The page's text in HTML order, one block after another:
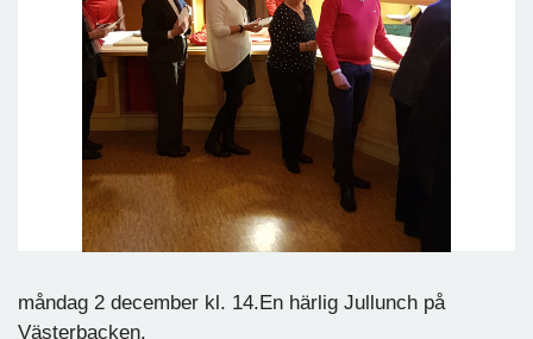
måndag 2 december kl. 14.En härlig Jullunch på
Västerbacken.